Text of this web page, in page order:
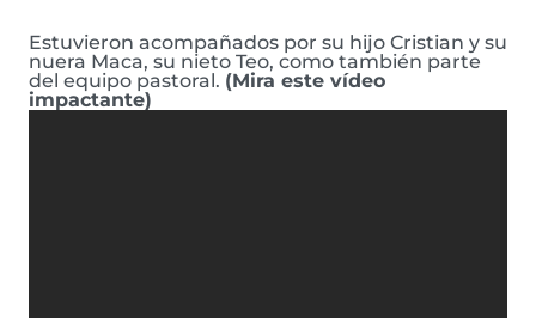
Estuvieron acompañados por su hijo Cristian y su
nuera Maca, su nieto Teo, como también parte
del equipo pastoral. (Mira este vídeo
impactante)